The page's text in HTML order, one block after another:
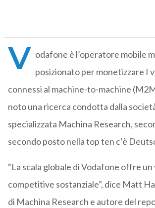
V odafone è l’operatore mobile
posizionato per monetizzare I
connessi al machine-to-machine
noto una ricerca condotta dalla
specializzata Machina Research,
secondo posto nella top ten c’è
“La scala globale di Vodafone offre
competitive sostanziale”, dice Matt
di Machina Research e autore del